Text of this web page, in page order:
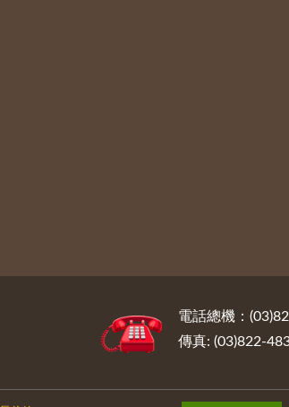
電話總機：
傳真: (03)822-